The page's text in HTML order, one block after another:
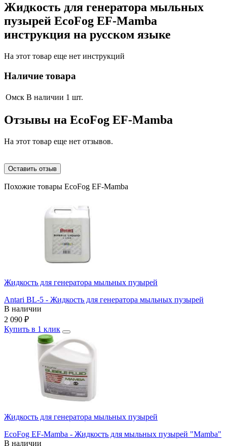
Жидкость для генератора мыльных
пузырей EcoFog EF-Mamba
инструкция на русском языке
На этот товар еще нет инструкций
Наличие товара
Омск В наличии 1 шт.
Отзывы на EcoFog EF-Mamba
На этот товар еще нет отзывов.
Оставить отзыв
Похожие товары EcoFog EF-Mamba
Жидкость для генератора мыльных пузырей
Antari BL-5 - Жидкость для генератора мыльных пузырей
В наличии
2 090 ₽
Купить в 1 клик
Жидкость для генератора мыльных пузырей
EcoFog EF-Mamba - Жидкость для мыльных пузырей "Mamba"
В наличии